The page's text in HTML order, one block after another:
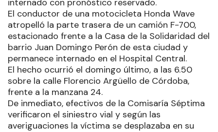
internado con pronóstico reservado.
El conductor de una motocicleta Honda Wave
atropelló la parte trasera de un camión F-700,
estacionado frente a la Casa de la Solidaridad del
barrio Juan Domingo Perón de esta ciudad y
permanece internado en el Hospital Central.
El hecho ocurrió el domingo último, a las 6.50
sobre la calle Florencio Argüello de Córdoba,
frente a la manzana 24.
De inmediato, efectivos de la Comisaría Séptima
verificaron el siniestro vial y según las
averiguaciones la víctima se desplazaba en su